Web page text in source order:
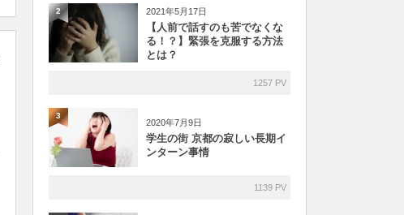
2 2021年5月17日
【人前で話すのも苦でなくな
る！？】緊張を克服する方法
とは？
1257 PV
3
2020年7月9日
学生の街 京都の寂しい長期イ
ンターン事情
1139 PV